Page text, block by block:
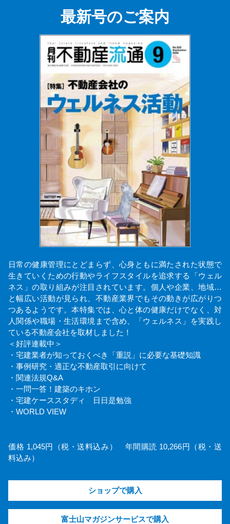
最新号のご案内
日常の健康管理にとどまらず、心身ともに満たされた状態で
生きていくための行動やライフスタイルを追求する「ウェル
ネス」の取り組みが注目されています。個人や企業、地域…
と幅広い活動が見られ、不動産業界でもその動きが広がりつ
つあるようです。本特集では、心と体の健康だけでなく、対
人関係や職場・生活環境まで含め、「ウェルネス」を実践し
ている不動産会社を取材しました！
＜好評連載中＞
・宅建業者が知っておくべき「重説」に必要な基礎知識
・事例研究・適正な不動産取引に向けて
・関連法規Q&A
・一問一答！建築のキホン
・宅建ケーススタディ 日日是勉強
・WORLD VIEW
価格 1,045円（税・送料込み） 年間購読 10,266円（税・送
料込み）
ショップで購入
富士山マガジンサービスで購入